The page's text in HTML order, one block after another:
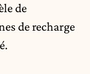
de
de recharge